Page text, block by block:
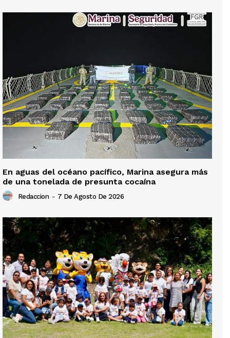
En aguas del océano pacífico, Marina asegura más
de una tonelada de presunta cocaína
Redaccion - 7 De Agosto De 2026